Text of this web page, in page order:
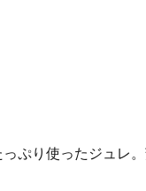
ぷり使ったジュレ